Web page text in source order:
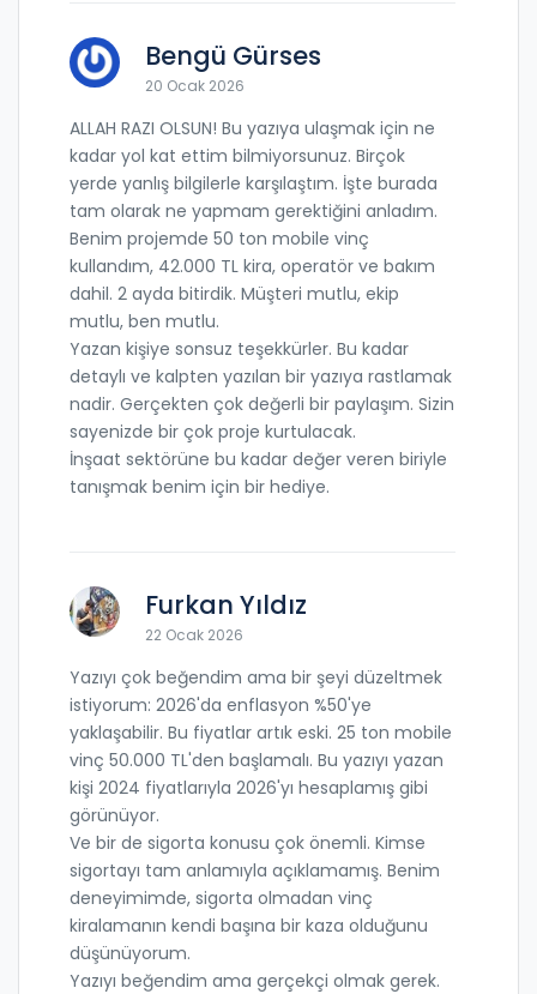
Bengü Gürses
20 Ocak 2026
ALLAH RAZI OLSUN! Bu yazıya ulaşmak için ne
kadar yol kat ettim bilmiyorsunuz. Birçok
yerde yanlış bilgilerle karşılaştım. İşte burada
tam olarak ne yapmam gerektiğini anladım.
Benim projemde 50 ton mobile vinç
kullandım, 42.000 TL kira, operatör ve bakım
dahil. 2 ayda bitirdik. Müşteri mutlu, ekip
mutlu, ben mutlu.
Yazan kişiye sonsuz teşekkürler. Bu kadar
detaylı ve kalpten yazılan bir yazıya rastlamak
nadir. Gerçekten çok değerli bir paylaşım. Sizin
sayenizde bir çok proje kurtulacak.
İnşaat sektörüne bu kadar değer veren biriyle
tanışmak benim için bir hediye.
Furkan Yıldız
22 Ocak 2026
Yazıyı çok beğendim ama bir şeyi düzeltmek
istiyorum: 2026'da enflasyon %50'ye
yaklaşabilir. Bu fiyatlar artık eski. 25 ton mobile
vinç 50.000 TL'den başlamalı. Bu yazıyı yazan
kişi 2024 fiyatlarıyla 2026'yı hesaplamış gibi
görünüyor.
Ve bir de sigorta konusu çok önemli. Kimse
sigortayı tam anlamıyla açıklamamış. Benim
deneyimimde, sigorta olmadan vinç
kiralamanın kendi başına bir kaza olduğunu
düşünüyorum.
Yazıyı beğendim ama gerçekçi olmak gerek.